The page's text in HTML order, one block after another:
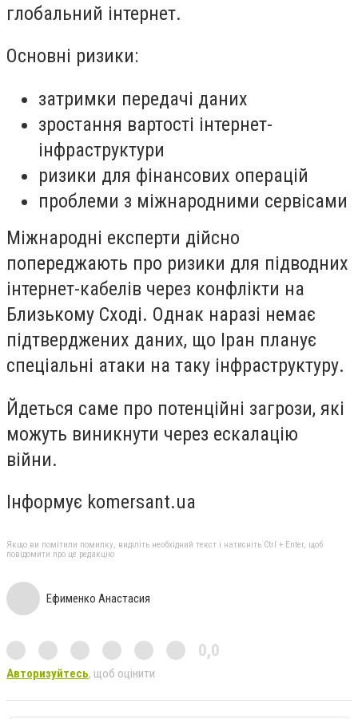
глобальний інтернет.
Основні ризики:
затримки передачі даних
зростання вартості інтернет-
інфраструктури
ризики для фінансових операцій
проблеми з міжнародними сервісами
Міжнародні експерти дійсно
попереджають про ризики для підводних
інтернет-кабелів через конфлікти на
Близькому Сході. Однак наразі немає
підтверджених даних, що Іран планує
спеціальні атаки на таку інфраструктуру.
Йдеться саме про потенційні загрози, які
можуть виникнути через ескалацію
війни.
Інформує komersant.ua
Якщо ви помітили помилку, виділіть необхідний текст і натисніть Ctrl + Enter, щоб
повідомити про це редакцію
Ефименко Анастасия
0,0
Авторизуйтесь, щоб оцінити